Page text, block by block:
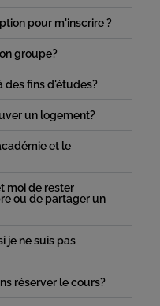
pour m'inscrire ?
groupe?
des fins d'études?
un logement?
et le
moi de rester
ou de partager un
je ne suis pas
réserver le cours?